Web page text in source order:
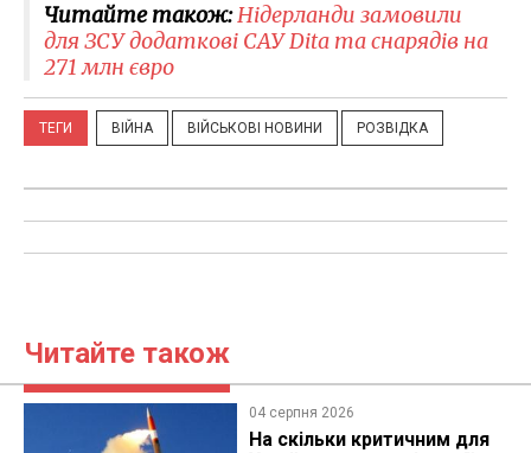
Читайте також:Нідерланди замовили
для ЗСУ додаткові САУ Dita та снарядів на
271 млн євро
ТЕГИ ВІЙНА ВІЙСЬКОВІ НОВИНИ РОЗВІДКА
Читайте також
04 серпня 2026
На скільки критичним для